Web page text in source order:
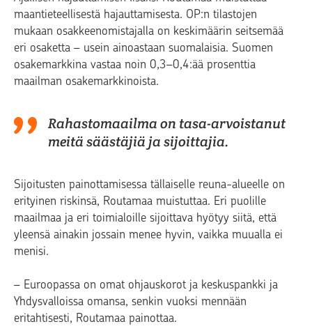
maantieteellisestä hajauttamisesta. OP:n tilastojen
mukaan osakkeenomistajalla on keskimäärin seitsemää
eri osaketta – usein ainoastaan suomalaisia. Suomen
osakemarkkina vastaa noin 0,3–0,4:ää prosenttia
maailman osakemarkkinoista.
Rahastomaailma on tasa-arvoistanut
meitä säästäjiä ja sijoittajia.
Sijoitusten painottamisessa tällaiselle reuna-alueelle on
erityinen riskinsä, Routamaa muistuttaa. Eri puolille
maailmaa ja eri toimialoille sijoittava hyötyy siitä, että
yleensä ainakin jossain menee hyvin, vaikka muualla ei
menisi.
– Euroopassa on omat ohjauskorot ja keskuspankki ja
Yhdysvalloissa omansa, senkin vuoksi mennään
eritahtisesti, Routamaa painottaa.